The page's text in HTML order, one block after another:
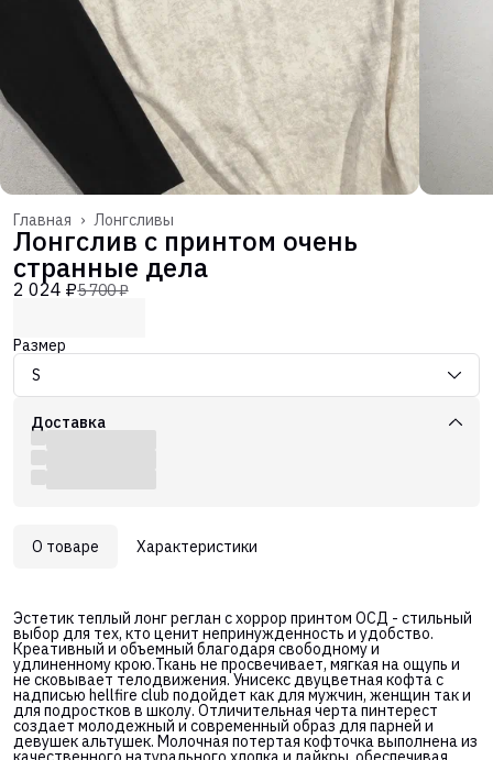
Лонгсливы
Главная ›
Лонгслив с принтом очень
странные дела
2 024 ₽5 700 ₽
Размер
S
Доставка
О товаре Характеристики
Эстетик теплый лонг реглан с хоррор принтом ОСД - стильный
выбор для тех, кто ценит непринужденность и удобство.
Креативный и объемный благодаря свободному и
удлиненному крою.Ткань не просвечивает, мягкая на ощупь и
не сковывает телодвижения. Унисекс двуцветная кофта с
надписью hellfire club подойдет как для мужчин, женщин так и
для подростков в школу. Отличительная черта пинтерест
создает молодежный и современный образ для парней и
девушек альтушек. Молочная потертая кофточка выполнена из